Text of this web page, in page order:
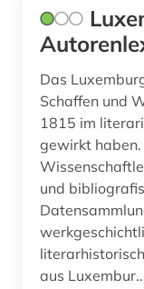
Das
Schaffen und
1815 im
gewirkt haben.
und
aus